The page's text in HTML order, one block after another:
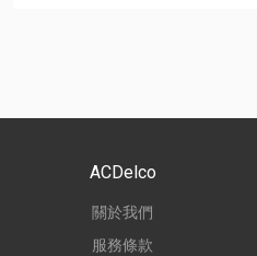
ACDelco
關於我們
服務條款